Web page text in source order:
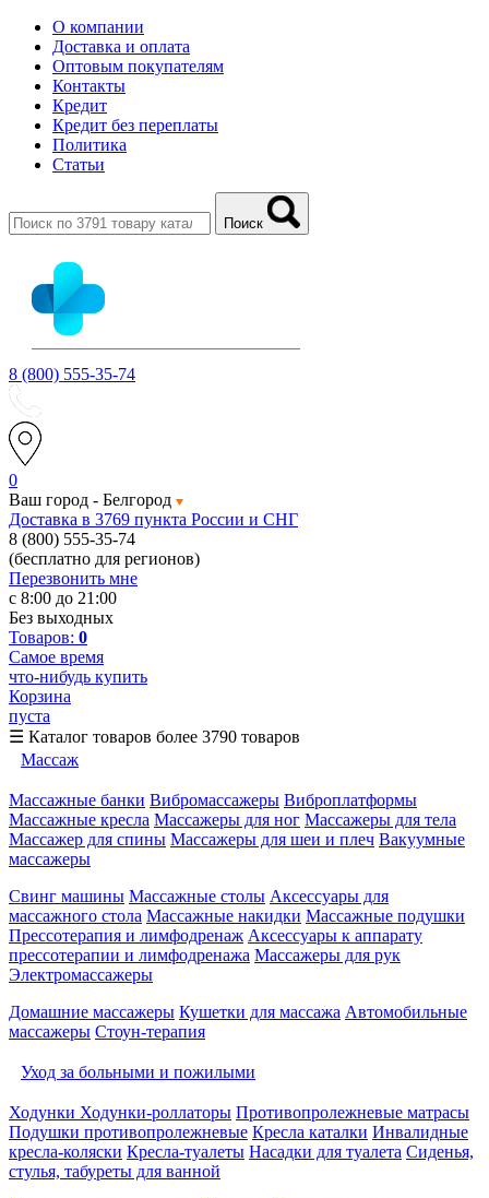
О компании
Доставка и оплата
Оптовым покупателям
Контакты
Кредит
Кредит без переплаты
Политика
Статьи
Поиск
8 (800) 555-35-74
0
Ваш город - Белгород
Доставка в 3769 пункта России и СНГ
8 (800) 555-35-74
(бесплатно для регионов)
Перезвонить мне
с 8:00 до 21:00
Без выходных
Товаров: 0
Самое время
что-нибудь купить
Корзина
пуста
☰ Каталог товаров более 3790 товаров
Массаж
Массажные банки Вибромассажеры Виброплатформы
Массажные кресла Массажеры для ног Массажеры для тела
Массажер для спины Массажеры для шеи и плеч Вакуумные
массажеры
Свинг машины Массажные столы Аксессуары для
массажного стола Массажные накидки Массажные подушки
Прессотерапия и лимфодренаж Аксессуары к аппарату
прессотерапии и лимфодренажа Массажеры для рук
Электромассажеры
Домашние массажеры Кушетки для массажа Автомобильные
массажеры Стоун-терапия
Уход за больными и пожилыми
Ходунки Ходунки-роллаторы Противопролежневые матрасы
Подушки противопролежневые Кресла каталки Инвалидные
кресла-коляски Кресла-туалеты Насадки для туалета Сиденья,
стулья, табуреты для ванной